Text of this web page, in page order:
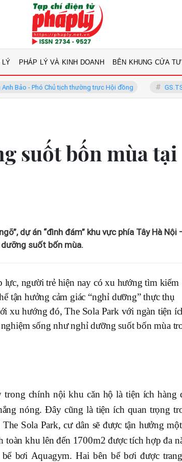
LÝ PHÁP LÝ VÀ KINH DOANH BÊN KHUNG CỬA
tịch thường trực Hội đồng GS.TS Võ Khánh Vinh
suốt bốn mùa tại
dự án “đình đám” khu vực phía Tây Hà Nội
suốt bốn mùa.
lực, người trẻ hiện nay có xu hướng tìm kiếm
tận hưởng cảm giác “nghỉ dưỡng” thực thụ
xu hướng đó, The Sola Park với ngàn tiện
sống như nghỉ dưỡng suốt bốn mùa
trong chính nội khu căn hộ là tiện ích hàng
nóng. Đây cũng là tiện ích quan trọng
Sola Park, cư dân sẽ được tận hưởng
toàn khu lên đến 1700m2 được tích hợp đa
bơi Aquagym. Hai bên bể bơi được